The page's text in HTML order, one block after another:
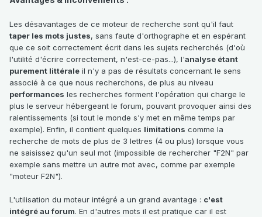
Les désavantages de ce moteur de recherche sont qu'il faut
taper les mots justes, sans faute d'orthographe et en espérant
que ce soit correctement écrit dans les sujets recherchés (d'où
l'utilité d'écrire correctement, n'est-ce-pas...), l'analyse étant
purement littérale il n'y a pas de résultats concernant le sens
associé à ce que nous recherchons, de plus au niveau
performances les recherches forment l'opération qui charge le
plus le serveur hébergeant le forum, pouvant provoquer ainsi des
ralentissements (si tout le monde s'y met en même temps par
exemple). Enfin, il contient quelques limitations comme la
recherche de mots de plus de 3 lettres (4 ou plus) lorsque vous
ne saisissez qu'un seul mot (impossible de rechercher "F2N" par
exemple sans mettre un autre mot avec, comme par exemple
"moteur F2N").
L'utilisation du moteur intégré a un grand avantage : c'est
intégré au forum. En d'autres mots il est pratique car il est